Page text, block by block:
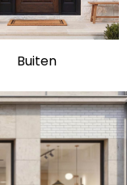
Buiten